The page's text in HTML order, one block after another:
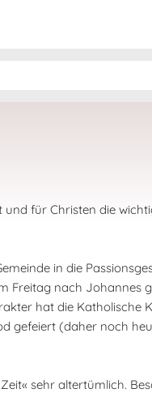
und für Christen die
in die
Freitag nach Johannes
hat die Katholische
gefeiert (daher noch
sehr altertümlich.